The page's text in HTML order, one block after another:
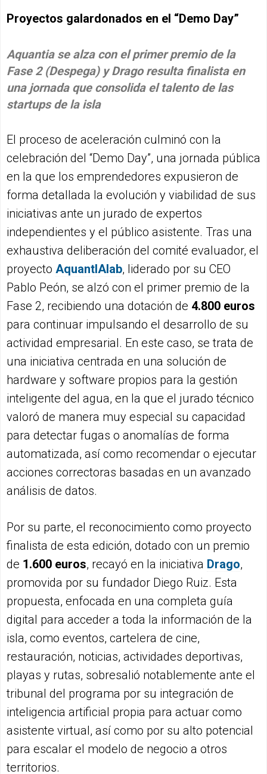
Proyectos galardonados en el “Demo Day”
Aquantia se alza con el primer premio de la
Fase 2 (Despega) y Drago resulta finalista en
una jornada que consolida el talento de las
startups de la isla
El proceso de aceleración culminó con la
celebración del “Demo Day”, una jornada pública
en la que los emprendedores expusieron de
forma detallada la evolución y viabilidad de sus
iniciativas ante un jurado de expertos
independientes y el público asistente. Tras una
exhaustiva deliberación del comité evaluador, el
proyecto AquantIAlab, liderado por su CEO
Pablo Peón, se alzó con el primer premio de la
Fase 2, recibiendo una dotación de 4.800 euros
para continuar impulsando el desarrollo de su
actividad empresarial. En este caso, se trata de
una iniciativa centrada en una solución de
hardware y software propios para la gestión
inteligente del agua, en la que el jurado técnico
valoró de manera muy especial su capacidad
para detectar fugas o anomalías de forma
automatizada, así como recomendar o ejecutar
acciones correctoras basadas en un avanzado
análisis de datos.
Por su parte, el reconocimiento como proyecto
finalista de esta edición, dotado con un premio
de 1.600 euros, recayó en la iniciativa Drago,
promovida por su fundador Diego Ruiz. Esta
propuesta, enfocada en una completa guía
digital para acceder a toda la información de la
isla, como eventos, cartelera de cine,
restauración, noticias, actividades deportivas,
playas y rutas, sobresalió notablemente ante el
tribunal del programa por su integración de
inteligencia artificial propia para actuar como
asistente virtual, así como por su alto potencial
para escalar el modelo de negocio a otros
territorios.